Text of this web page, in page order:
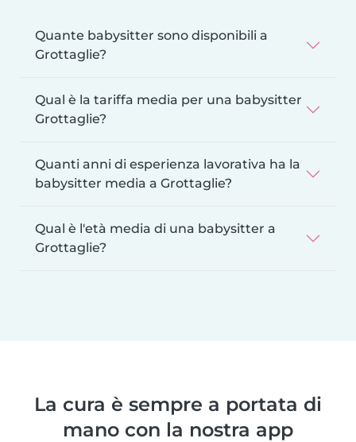
Quante babysitter sono disponibili a
Grottaglie?
Qual è la tariffa media per una babysitter
Grottaglie?
Quanti anni di esperienza lavorativa ha la
babysitter media a Grottaglie?
Qual è l'età media di una babysitter a
Grottaglie?
La cura è sempre a portata di
mano con la nostra app